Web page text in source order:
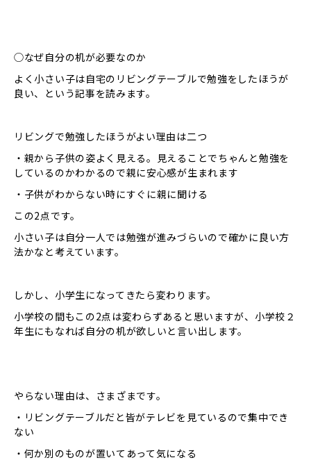
◯なぜ自分の机が必要なのか
よく小さい子は自宅のリビングテーブルで勉強をしたほうが
良い、という記事を読みます。
リビングで勉強したほうがよい理由は二つ
・親から子供の姿よく見える。見えることでちゃんと勉強を
しているのかわかるので親に安心感が生まれます
・子供がわからない時にすぐに親に聞ける
この2点です。
小さい子は自分一人では勉強が進みづらいので確かに良い方
法かなと考えています。
しかし、小学生になってきたら変わります。
小学校の間もこの2点は変わらずあると思いますが、小学校２
年生にもなれば自分の机が欲しいと言い出します。
やらない理由は、さまざまです。
・リビングテーブルだと皆がテレビを見ているので集中でき
ない
・何か別のものが置いてあって気になる